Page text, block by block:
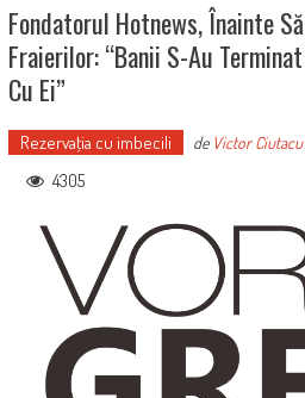
Fondatorul Hotnews, Înainte
Fraierilor: “Banii S-Au
Cu Ei”
Rezervaţia cu imbecili de Victor Ciutacu
4305